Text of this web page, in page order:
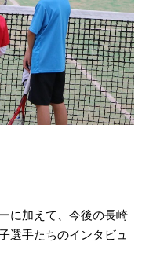
に加えて、今後の長崎
選手たちのインタビュ